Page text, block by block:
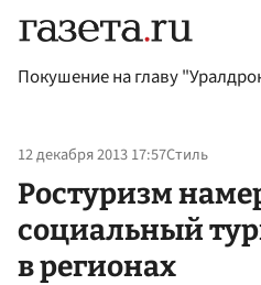
Покушение на главу
12 декабря 2013 17:57Стиль
Ростуризм
социальный
в регионах